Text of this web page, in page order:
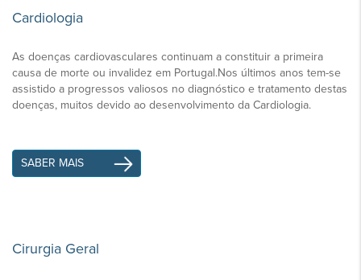
Cardiologia
As doenças cardiovasculares continuam a constituir a primeira
causa de morte ou invalidez em Portugal.Nos últimos anos tem-se
assistido a progressos valiosos no diagnóstico e tratamento destas
doenças, muitos devido ao desenvolvimento da Cardiologia.
SABER MAIS
Cirurgia Geral